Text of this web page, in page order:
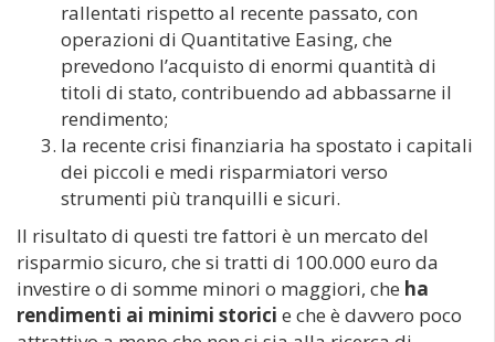
rallentati rispetto al recente passato, con
operazioni di Quantitative Easing, che
prevedono l’acquisto di enormi quantità di
titoli di stato, contribuendo ad abbassarne il
rendimento;
la recente crisi finanziaria ha spostato i capitali
dei piccoli e medi risparmiatori verso
strumenti più tranquilli e sicuri.
Il risultato di questi tre fattori è un mercato del
risparmio sicuro, che si tratti di 100.000 euro da
investire o di somme minori o maggiori, che ha
rendimenti ai minimi storici e che è davvero poco